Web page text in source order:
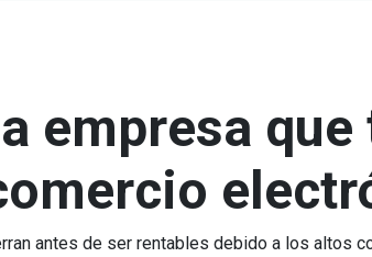
empresa
antes de ser rentables debido a los altos